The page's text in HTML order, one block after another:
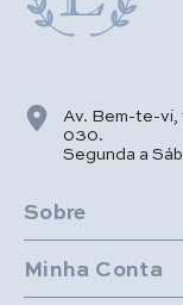
Av. Bem-te-vi,
030.
Segunda a
Sobre
Minha Conta